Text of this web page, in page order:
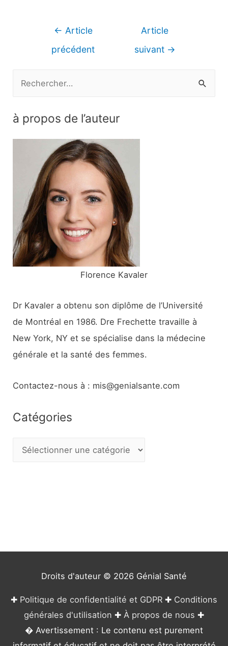
Navigation
← Article
précédent
Article
suivant →
h
:
à propos de l’auteur
Florence Kavaler
Dr Kavaler a obtenu son diplôme de l’Université
de Montréal en 1986. Dre Frechette travaille à
New York, NY et se spécialise dans la médecine
générale et la santé des femmes.
Contactez-nous à : mis@genialsante.com
Catégories
Droits d'auteur © 2026 Génial Santé
✚ Politique de confidentialité et GDPR ✚ Conditions
générales d'utilisation ✚ À propos de nous ✚
� Avertissement : Le contenu est purement